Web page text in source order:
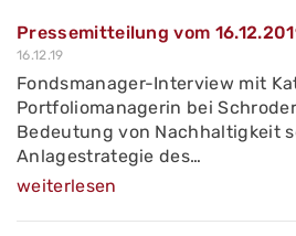
Pressemitteilung vom
16.12.19
Fondsmanager-Interview mit
Portfoliomanagerin bei
Bedeutung von Nachhaltigkeit
Anlagestrategie des…
weiterlesen